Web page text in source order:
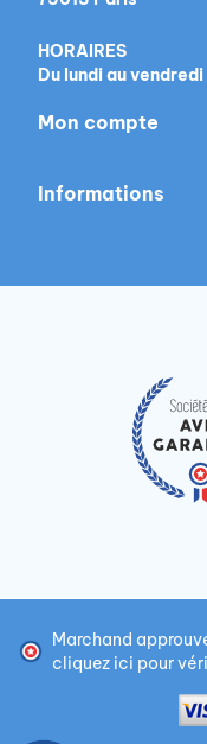
HORAIRES
Du lundi au
Mon compte
Informations
Marchand
cliquez ici pour